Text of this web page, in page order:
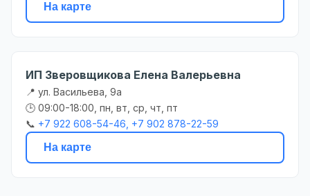
На карте
ИП Зверовщикова Елена Валерьевна
📍 ул. Васильева, 9а
🕒 09:00-18:00, пн, вт, ср, чт, пт
📞 +7 922 608-54-46, +7 902 878-22-59
На карте